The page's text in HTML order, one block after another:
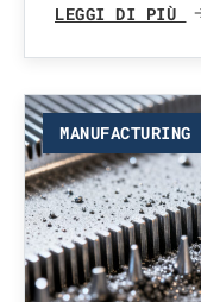
LEGGI DI PIÙ
MANUFACTURING